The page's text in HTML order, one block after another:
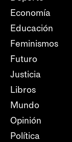
Economía
Educación
Feminismos
Futuro
Justicia
Libros
Mundo
Opinión
Política